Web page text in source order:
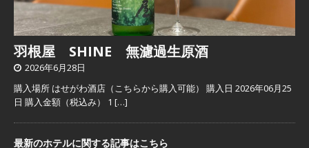
羽根屋 SHINE 無濾過生原酒
2026年6月28日
購入場所 はせがわ酒店（こちらから購入可能） 購入日 2026年06月25
日 購入金額（税込み） 1 […]
最新のホテルに関する記事はこちら